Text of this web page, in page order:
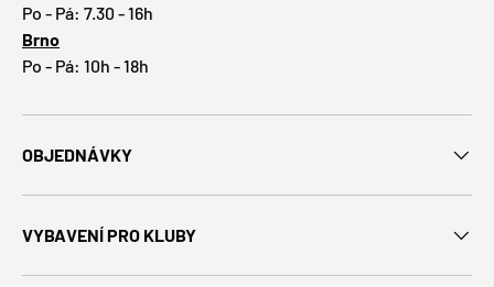
Po - Pá: 7.30 - 16h
Brno
Po - Pá: 10h - 18h
OBJEDNÁVKY
VYBAVENÍ PRO KLUBY